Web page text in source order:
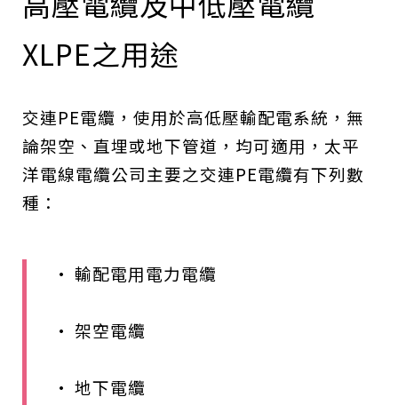
XLPE之用途
交連PE電纜，使用於高低壓輸配電系統，無
論架空、直埋或地下管道，均可適用，太平
洋電線電纜公司主要之交連PE電纜有下列數
種：
• 輸配電用電力電纜
• 架空電纜
• 地下電纜